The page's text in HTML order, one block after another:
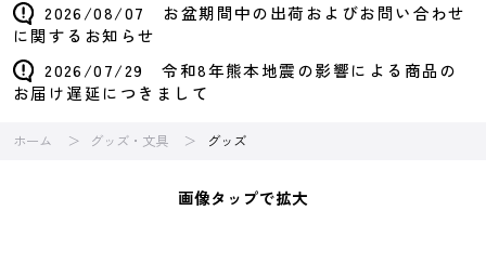
2026/08/07 お盆期間中の出荷およびお問い合わせ
に関するお知らせ
2026/07/29 令和8年熊本地震の影響による商品の
お届け遅延につきまして
ホーム グッズ・文具 グッズ
画像タップで拡大